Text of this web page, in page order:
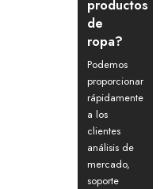
productos
de
ropa?
Podemos
proporcionar
rápidamente
a los
clientes
análisis de
mercado,
soporte